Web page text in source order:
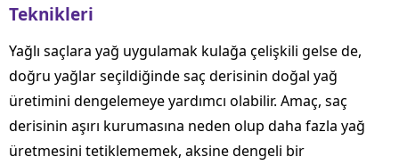
Teknikleri
Yağlı saçlara yağ uygulamak kulağa çelişkili gelse de,
doğru yağlar seçildiğinde saç derisinin doğal yağ
üretimini dengelemeye yardımcı olabilir. Amaç, saç
derisinin aşırı kurumasına neden olup daha fazla yağ
üretmesini tetiklememek, aksine dengeli bir